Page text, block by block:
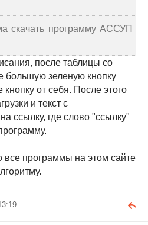
скачать программу АССУП
после таблицы со
большую зеленую кнопку
от себя. После этого
и текст с
ссылку, где слово "ссылку"
все программы на этом сайте